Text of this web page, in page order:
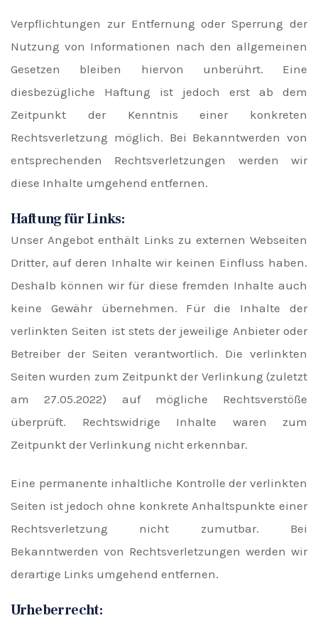
Verpflichtungen zur Entfernung oder Sperrung der
Nutzung von Informationen nach den allgemeinen
Gesetzen bleiben hiervon unberührt. Eine
diesbezügliche Haftung ist jedoch erst ab dem
Zeitpunkt der Kenntnis einer konkreten
Rechtsverletzung möglich. Bei Bekanntwerden von
entsprechenden Rechtsverletzungen werden wir
diese Inhalte umgehend entfernen.
Haftung für Links:
Unser Angebot enthält Links zu externen Webseiten
Dritter, auf deren Inhalte wir keinen Einfluss haben.
Deshalb können wir für diese fremden Inhalte auch
keine Gewähr übernehmen. Für die Inhalte der
verlinkten Seiten ist stets der jeweilige Anbieter oder
Betreiber der Seiten verantwortlich. Die verlinkten
Seiten wurden zum Zeitpunkt der Verlinkung (zuletzt
am 27.05.2022) auf mögliche Rechtsverstöße
überprüft. Rechtswidrige Inhalte waren zum
Zeitpunkt der Verlinkung nicht erkennbar.
Eine permanente inhaltliche Kontrolle der verlinkten
Seiten ist jedoch ohne konkrete Anhaltspunkte einer
Rechtsverletzung nicht zumutbar. Bei
Bekanntwerden von Rechtsverletzungen werden wir
derartige Links umgehend entfernen.
Urheberrecht: